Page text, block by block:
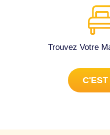
Trouvez Votre
C'EST